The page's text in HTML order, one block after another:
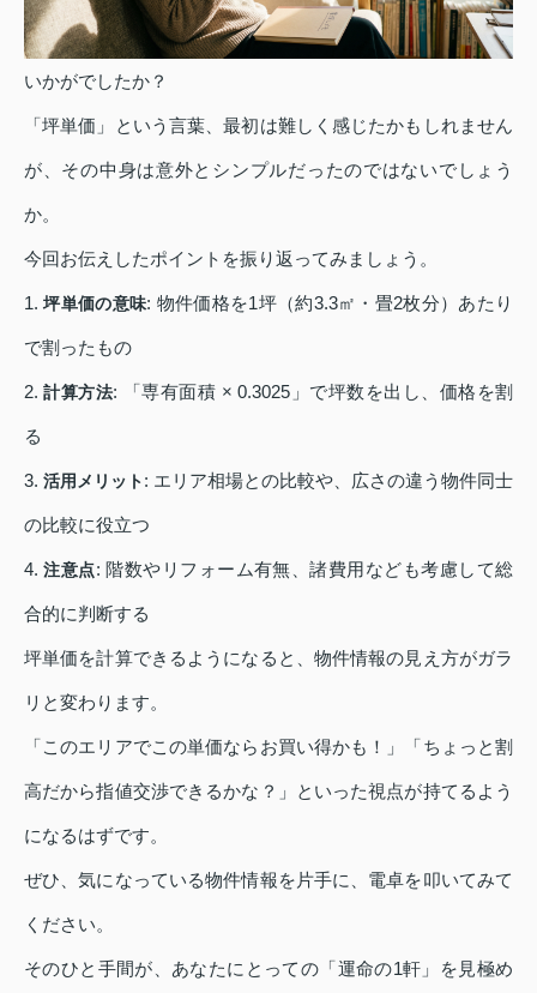
いかがでしたか？
「坪単価」という言葉、最初は難しく感じたかもしれません
が、その中身は意外とシンプルだったのではないでしょう
か。
今回お伝えしたポイントを振り返ってみましょう。
1.坪単価の意味: 物件価格を1坪（約3.3㎡・畳2枚分）あたり
で割ったもの
2.計算方法: 「専有面積 × 0.3025」で坪数を出し、価格を割
る
3. 活用メリット: エリア相場との比較や、広さの違う物件同士
の比較に役立つ
4.注意点: 階数やリフォーム有無、諸費用なども考慮して総
合的に判断する
坪単価を計算できるようになると、物件情報の見え方がガラ
リと変わります。
「このエリアでこの単価ならお買い得かも！」「ちょっと割
高だから指値交渉できるかな？」といった視点が持てるよう
になるはずです。
ぜひ、気になっている物件情報を片手に、電卓を叩いてみて
ください。
そのひと手間が、あなたにとっての「運命の1軒」を見極め